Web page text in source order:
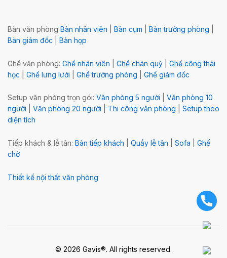
Bàn văn phòng Bàn nhân viên Bàn cụm Bàn trưởng phòng
Bàn giám đốc
Bàn họp
Ghế văn phòng: Ghế nhân viên Ghế chân quỳ
Ghế công thái
học
Ghế lưng lưới Ghế trưởng phòng Ghế giám đốc
Setup văn phòng trọn gói: Văn phòng 5 người
Văn phòng 10
người
Văn phòng 20 người Thi công văn phòng
Setup theo
diện tích
Tiếp khách & lễ tân: Bàn tiếp khách Quầy lễ tân Sofa
Ghế
chờ
Thiết kế nội thất văn phòng
© 2026 Gavis®. All rights reserved.